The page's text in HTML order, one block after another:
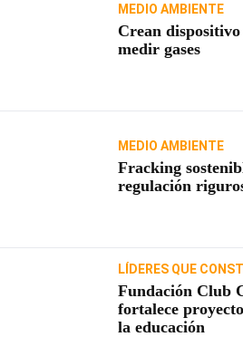
MEDIO AMBIENTE
Crean
medir gases
MEDIO AMBIENTE
Fracking
regulación
LÍDERES QUE
Fundación Club
fortalece
la educación